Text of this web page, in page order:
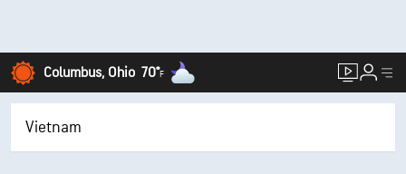
Columbus, Ohio 70°F
Vietnam